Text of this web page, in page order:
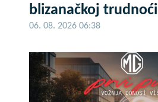
blizanačkoj trudnoći
06. 08. 2026 06:38